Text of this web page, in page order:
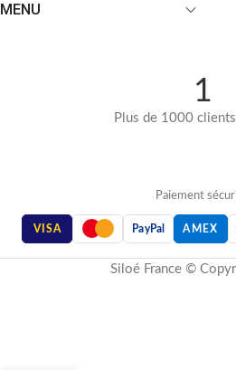
MENU
1
Plus de 1000
Paiement
VISA PayPal AMEX
Siloé France ©